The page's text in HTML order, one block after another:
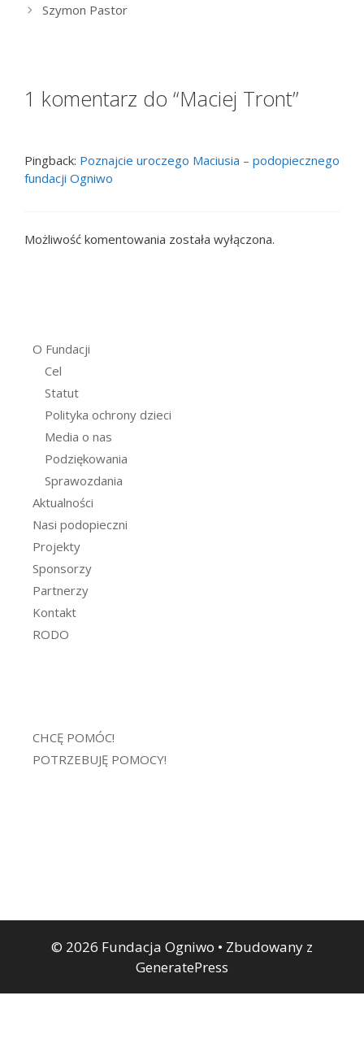
Szymon Pastor
1 komentarz do “Maciej Tront”
Pingback: Poznajcie uroczego Maciusia – podopiecznego
fundacji Ogniwo
Możliwość komentowania została wyłączona.
O Fundacji
Cel
Statut
Polityka ochrony dzieci
Media o nas
Podziękowania
Sprawozdania
Aktualności
Nasi podopieczni
Projekty
Sponsorzy
Partnerzy
Kontakt
RODO
CHCĘ POMÓC!
POTRZEBUJĘ POMOCY!
© 2026 Fundacja Ogniwo • Zbudowany z
GeneratePress